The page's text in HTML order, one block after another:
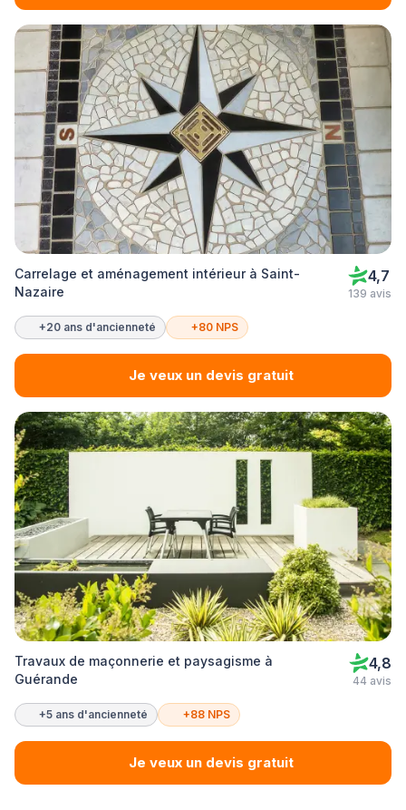
Carrelage et aménagement intérieur à Saint-
Nazaire
4,7
139 avis
+20 ans d'ancienneté +80 NPS
Je veux un devis gratuit
Travaux de maçonnerie et paysagisme à
Guérande
4,8
44 avis
+5 ans d'ancienneté +88 NPS
Je veux un devis gratuit